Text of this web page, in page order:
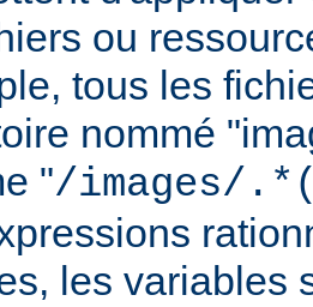
ou
tous les
nommé
"/images/
les variables